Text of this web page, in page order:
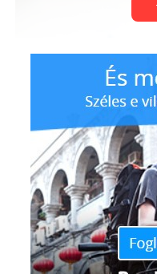
Bár a Recode
felhasználók 1%-át